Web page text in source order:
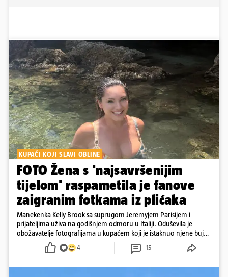
KUPAĆI KOJI SLAVI OBLINE
FOTO Žena s 'najsavršenijim
tijelom' raspametila je fanove
zaigranim fotkama iz plićaka
Manekenka Kelly Brook sa suprugom Jeremyjem Parisijem i
prijateljima uživa na godišnjem odmoru u Italiji. Oduševila je
obožavatelje fotografijama u kupaćem koji je istaknuo njene bujne
4 15